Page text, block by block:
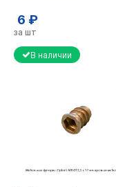
6 ₽
за шт
В наличии